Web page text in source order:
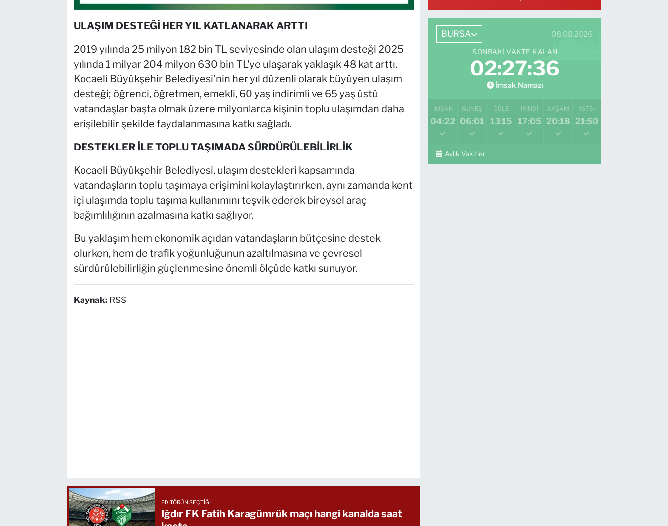
ULAŞIM DESTEĞİ HER YIL KATLANARAK ARTTI
2019 yılında 25 milyon 182 bin TL seviyesinde olan ulaşım desteği 2025
yılında 1 milyar 204 milyon 630 bin TL'ye ulaşarak yaklaşık 48 kat arttı.
Kocaeli Büyükşehir Belediyesi'nin her yıl düzenli olarak büyüyen ulaşım
desteği; öğrenci, öğretmen, emekli, 60 yaş indirimli ve 65 yaş üstü
vatandaşlar başta olmak üzere milyonlarca kişinin toplu ulaşımdan daha
erişilebilir şekilde faydalanmasına katkı sağladı.
DESTEKLER İLE TOPLU TAŞIMADA SÜRDÜRÜLEBİLİRLİK
Kocaeli Büyükşehir Belediyesi, ulaşım destekleri kapsamında
vatandaşların toplu taşımaya erişimini kolaylaştırırken, aynı zamanda kent
içi ulaşımda toplu taşıma kullanımını teşvik ederek bireysel araç
bağımlılığının azalmasına katkı sağlıyor.
Bu yaklaşım hem ekonomik açıdan vatandaşların bütçesine destek
olurken, hem de trafik yoğunluğunun azaltılmasına ve çevresel
sürdürülebilirliğin güçlenmesine önemli ölçüde katkı sunuyor.
Kaynak: RSS
EDITÖRÜN SEÇTIĞI
Iğdır FK Fatih Karagümrük maçı hangi kanalda saat
BURSA 08.08.2026
SONRAKI VAKTE KALAN
02:27:34
İmsak Namazı
İMSAK
04:22
GÜNEŞ
06:01
ÖĞLE
13:15
İKINDI
17:05
AKŞAM
20:18
YATSI
21:50
Aylık Vakitler